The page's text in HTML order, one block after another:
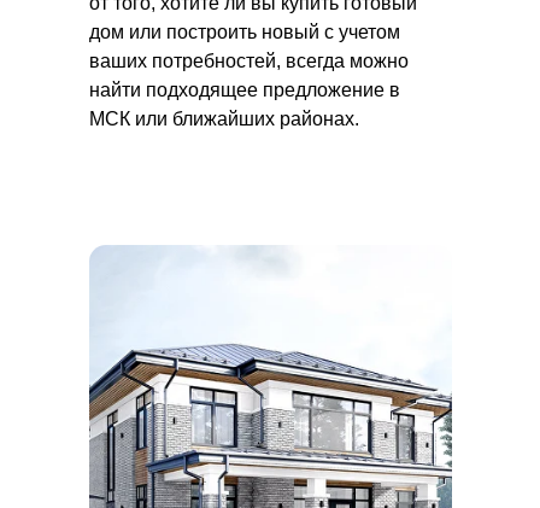
дом или построить новый с учетом
ваших потребностей, всегда можно
найти подходящее предложение в
МСК или ближайших районах.